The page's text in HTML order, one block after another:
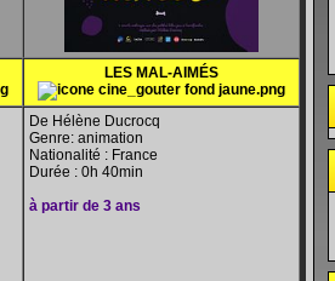
LES MAL-AIMÉS
De Hélène Ducrocq
Genre: animation
Nationalité : France
Durée : 0h 40min
à partir de 3 ans